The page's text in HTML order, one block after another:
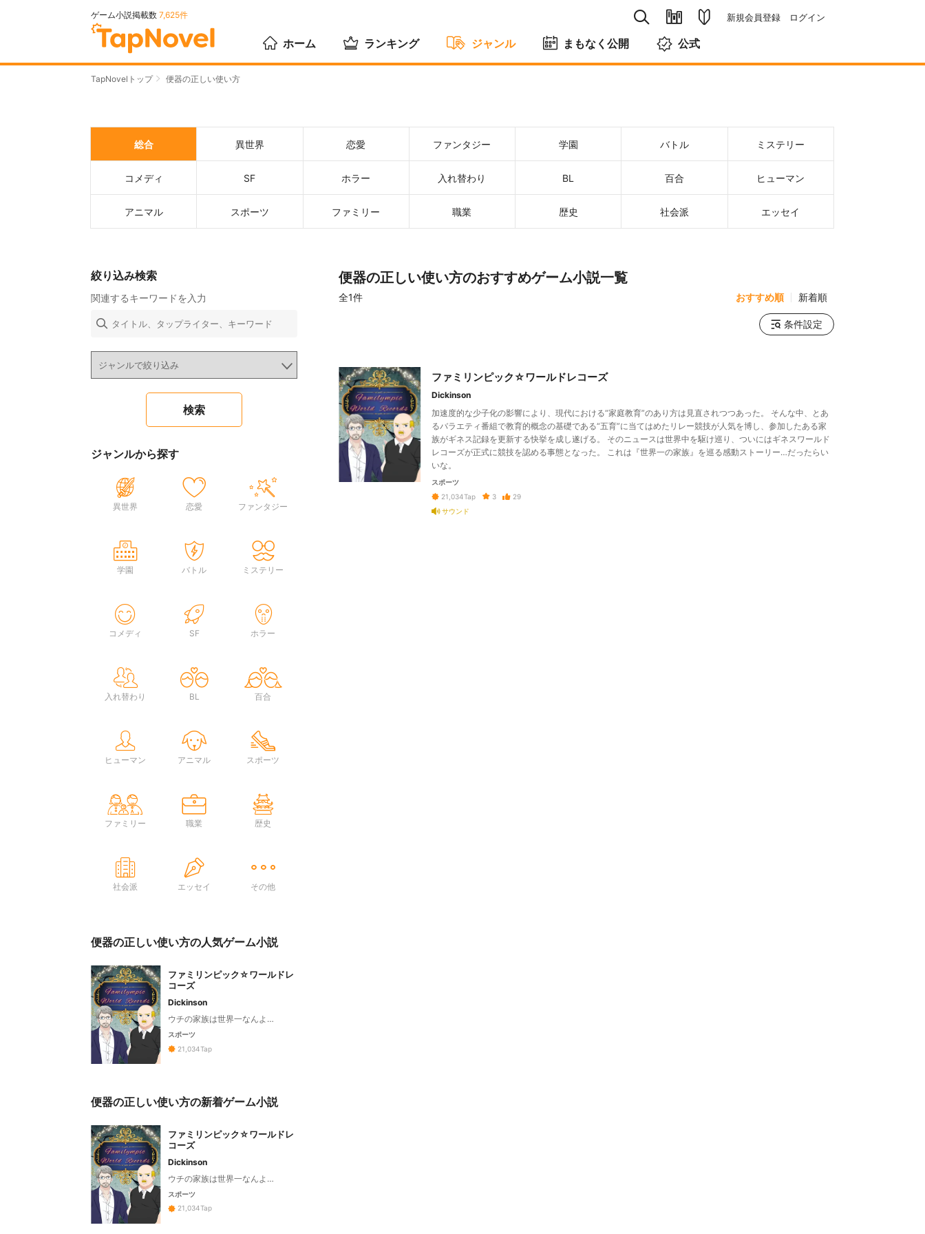
ゲーム小説掲載数 7,625件 新規会員登録 ログイン
ホーム ランキング ジャンル まもなく公開 公式
TapNovelトップ 便器の正しい使い方
総合 異世界 恋愛 ファンタジー 学園 バトル ミステリー
コメディ SF ホラー 入れ替わり BL 百合 ヒューマン
アニマル スポーツ ファミリー 職業 歴史 社会派 エッセイ
便器の正しい使い方のおすすめゲーム小説一覧
全1件 おすすめ順 新着順
条件設定
ファミリンピック☆ワールドレコーズ
Dickinson
加速度的な少子化の影響により、現代における“家庭教育”のあり方は見直されつつあった。 そんな中、とあ
るバラエティ番組で教育的概念の基礎である“五育”に当てはめたリレー競技が人気を博し、参加したある家
族がギネス記録を更新する快挙を成し遂げる。 そのニュースは世界中を駆け巡り、ついにはギネスワールド
レコーズが正式に競技を認める事態となった。 これは『世界一の家族』を巡る感動ストーリー…だったらい
いな。
スポーツ
21,034Tap 3
29
サウンド
絞り込み検索
関連するキーワードを入力
ジャンルから探す
異世界 恋愛 ファンタジー
学園 バトル ミステリー
コメディ SF ホラー
入れ替わり BL 百合
ヒューマン アニマル スポーツ
ファミリー 職業 歴史
社会派 エッセイ その他
便器の正しい使い方の人気ゲーム小説
ファミリンピック☆ワールドレ
コーズ
Dickinson
ウチの家族は世界一なんよ…
スポーツ
21,034Tap
便器の正しい使い方の新着ゲーム小説
ファミリンピック☆ワールドレ
コーズ
Dickinson
ウチの家族は世界一なんよ…
スポーツ
21,034Tap